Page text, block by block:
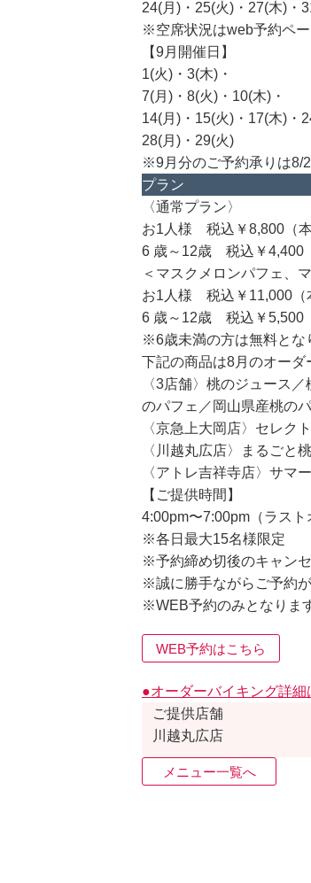
24(月)・25(火)・27(木)・
※空席状況はweb予約ペー
【9月開催日】
1(火)・3(木)・
7(月)・8(火)・10(木)・
14(月)・15(火)・17(木)・
28(月)・29(火)
※9月分のご予約承りは8/
プラン
〈通常プラン〉
お1人様 税込￥8,800（本
6 歳～12歳 税込￥4,400
＜マスクメロンパフェ、
お1人様 税込￥11,000（
6 歳～12歳 税込￥5,500
※6歳未満の方は無料とな
下記の商品は8月のオーダ
〈3店舗〉桃のジュース
のパフェ／岡山県産桃の
〈京急上大岡店〉セレク
〈川越丸広店〉まるごと
〈アトレ吉祥寺店〉サマ
【ご提供時間】
4:00pm〜7:00pm（ラスト
※各日最大15名様限定
※予約締め切後のキャン
※誠に勝手ながらご予約
※WEB予約のみとなりま
WEB予約はこちら
●オーダーバイキング詳細
ご提供店舗
川越丸広店
メニュー一覧へ